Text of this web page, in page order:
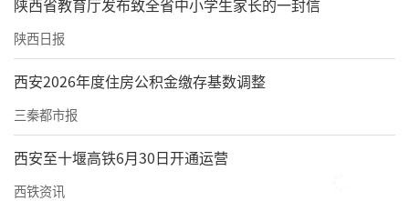
债便利化试点、中欧班列“长安号”产业链相
关企业外债便利化额度试点政策增量扩面。持
续提升贸易自由化便利化水平，将更多以“专
精特新”为代表的优质民营企业纳入便利化政
策范围。优化企业汇率避险保证金担保机制，
组织开展“汇率风险管理能力提升年”活动。
陕西省教育厅发布致全省中小学生家长的一封信
陕西日报
西安2026年度住房公积金缴存基数调整
三秦都市报
西安至十堰高铁6月30日开通运营
西铁资讯